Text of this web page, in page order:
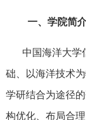
一、学院简
中国海洋大学
础、以海洋技术
学研结合为途径
构优化、布局合